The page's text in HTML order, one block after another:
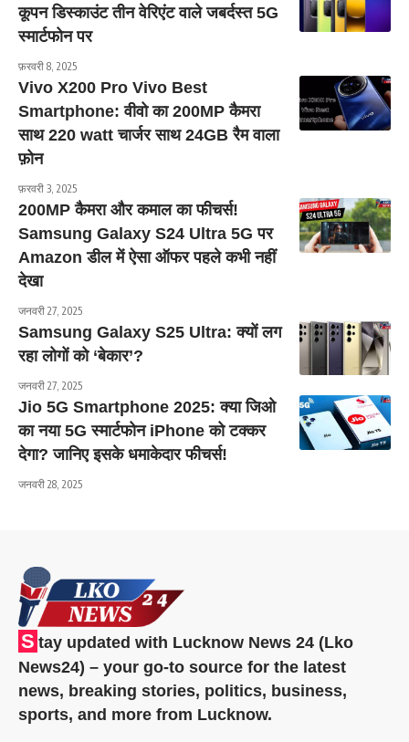
कूपन डिस्काउंट तीन वेरिएंट वाले जबर्दस्त 5G
स्मार्टफोन पर
फ़रवरी 8, 2025
Vivo X200 Pro Vivo Best
Smartphone: वीवो का 200MP कैमरा
साथ 220 watt चार्जर साथ 24GB रैम वाला
फ़ोन
फ़रवरी 3, 2025
200MP कैमरा और कमाल का फीचर्स!
Samsung Galaxy S24 Ultra 5G पर
Amazon डील में ऐसा ऑफर पहले कभी नहीं
देखा
जनवरी 27, 2025
Samsung Galaxy S25 Ultra: क्यों लग
रहा लोगों को ‘बेकार’?
जनवरी 27, 2025
Jio 5G Smartphone 2025: क्या जिओ
का नया 5G स्मार्टफोन iPhone को टक्कर
देगा? जानिए इसके धमाकेदार फीचर्स!
जनवरी 28, 2025
S tay updated with Lucknow News 24 (Lko
News24) – your go-to source for the latest
news, breaking stories, politics, business,
sports, and more from Lucknow.